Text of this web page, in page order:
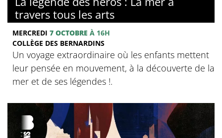
travers tous les arts
MERCREDI 7 OCTOBRE À 16H
COLLÈGE DES BERNARDINS
Un voyage extraordinaire où les enfants mettent
leur pensée en mouvement, à la découverte de la
mer et de ses légendes !.